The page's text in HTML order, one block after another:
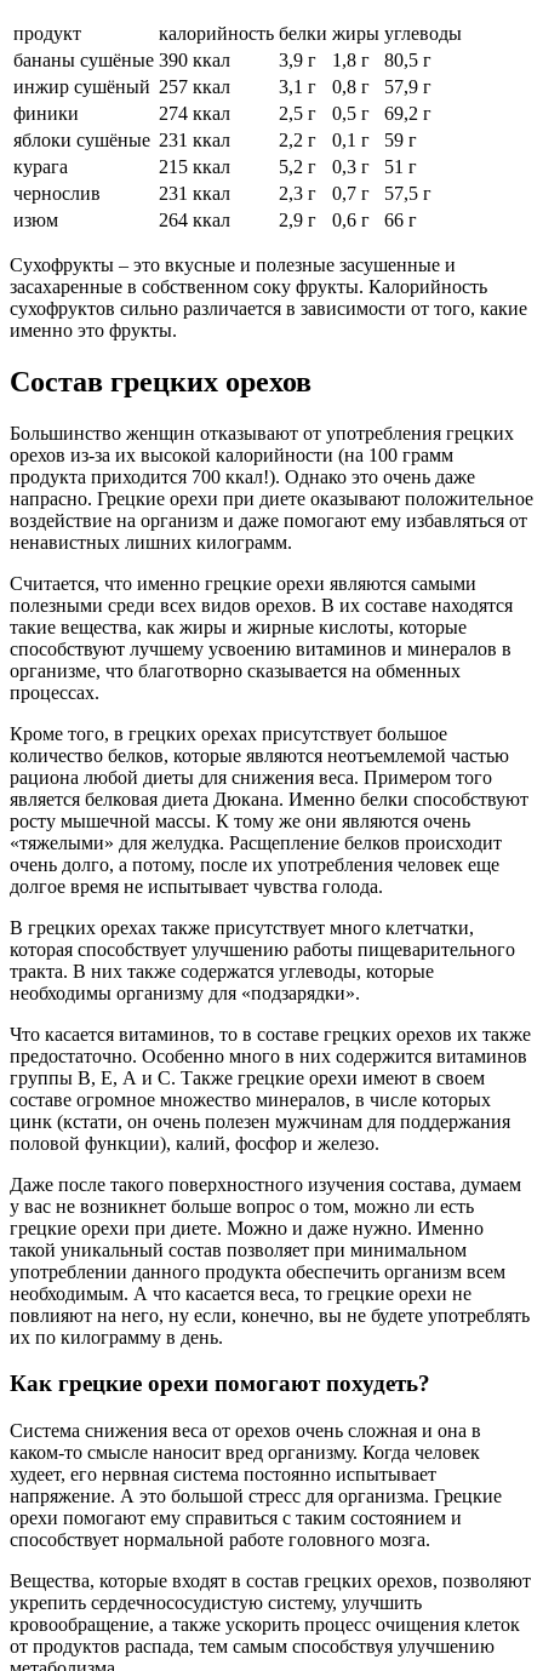
продукт калорийность белки жиры углеводы
бананы сушёные 390 ккал 3,9 г 1,8 г
80,5 г
инжир сушёный 257 ккал 3,1 г 0,8 г
57,9 г
финики
274 ккал 2,5 г 0,5 г
69,2 г
яблоки сушёные 231 ккал 2,2 г 0,1 г
59 г
курага
215 ккал 5,2 г 0,3 г
51 г
чернослив
231 ккал 2,3 г 0,7 г
57,5 г
изюм
264 ккал 2,9 г 0,6 г 66 г
Сухофрукты – это вкусные и полезные засушенные и
засахаренные в собственном соку фрукты. Калорийность
сухофруктов сильно различается в зависимости от того, какие
именно это фрукты.
Состав грецких орехов
Большинство женщин отказывают от употребления грецких
орехов из-за их высокой калорийности (на 100 грамм
продукта приходится 700 ккал!). Однако это очень даже
напрасно. Грецкие орехи при диете оказывают положительное
воздействие на организм и даже помогают ему избавляться от
ненавистных лишних килограмм.
Считается, что именно грецкие орехи являются самыми
полезными среди всех видов орехов. В их составе находятся
такие вещества, как жиры и жирные кислоты, которые
способствуют лучшему усвоению витаминов и минералов в
организме, что благотворно сказывается на обменных
процессах.
Кроме того, в грецких орехах присутствует большое
количество белков, которые являются неотъемлемой частью
рациона любой диеты для снижения веса. Примером того
является белковая диета Дюкана. Именно белки способствуют
росту мышечной массы. К тому же они являются очень
«тяжелыми» для желудка. Расщепление белков происходит
очень долго, а потому, после их употребления человек еще
долгое время не испытывает чувства голода.
В грецких орехах также присутствует много клетчатки,
которая способствует улучшению работы пищеварительного
тракта. В них также содержатся углеводы, которые
необходимы организму для «подзарядки».
Что касается витаминов, то в составе грецких орехов их также
предостаточно. Особенно много в них содержится витаминов
группы В, Е, А и С. Также грецкие орехи имеют в своем
составе огромное множество минералов, в числе которых
цинк (кстати, он очень полезен мужчинам для поддержания
половой функции), калий, фосфор и железо.
Даже после такого поверхностного изучения состава, думаем
у вас не возникнет больше вопрос о том, можно ли есть
грецкие орехи при диете. Можно и даже нужно. Именно
такой уникальный состав позволяет при минимальном
употреблении данного продукта обеспечить организм всем
необходимым. А что касается веса, то грецкие орехи не
повлияют на него, ну если, конечно, вы не будете употреблять
их по килограмму в день.
Как грецкие орехи помогают похудеть?
Система снижения веса от орехов очень сложная и она в
каком-то смысле наносит вред организму. Когда человек
худеет, его нервная система постоянно испытывает
напряжение. А это большой стресс для организма. Грецкие
орехи помогают ему справиться с таким состоянием и
способствует нормальной работе головного мозга.
Вещества, которые входят в состав грецких орехов, позволяют
укрепить сердечнососудистую систему, улучшить
кровообращение, а также ускорить процесс очищения клеток
от продуктов распада, тем самым способствуя улучшению